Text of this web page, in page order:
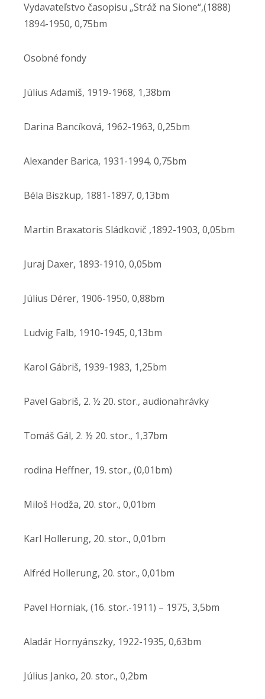
Vydavateľstvo časopisu „Stráž na Sione“,(1888)
1894-1950, 0,75bm
Osobné fondy
Július Adamiš, 1919-1968, 1,38bm
Darina Bancíková, 1962-1963, 0,25bm
Alexander Barica, 1931-1994, 0,75bm
Béla Biszkup, 1881-1897, 0,13bm
Martin Braxatoris Sládkovič ,1892-1903, 0,05bm
Juraj Daxer, 1893-1910, 0,05bm
Július Dérer, 1906-1950, 0,88bm
Ludvig Falb, 1910-1945, 0,13bm
Karol Gábriš, 1939-1983, 1,25bm
Pavel Gabriš, 2. ½ 20. stor., audionahrávky
Tomáš Gál, 2. ½ 20. stor., 1,37bm
rodina Heffner, 19. stor., (0,01bm)
Miloš Hodža, 20. stor., 0,01bm
Karl Hollerung, 20. stor., 0,01bm
Alfréd Hollerung, 20. stor., 0,01bm
Pavel Horniak, (16. stor.-1911) – 1975, 3,5bm
Aladár Hornyánszky, 1922-1935, 0,63bm
Július Janko, 20. stor., 0,2bm